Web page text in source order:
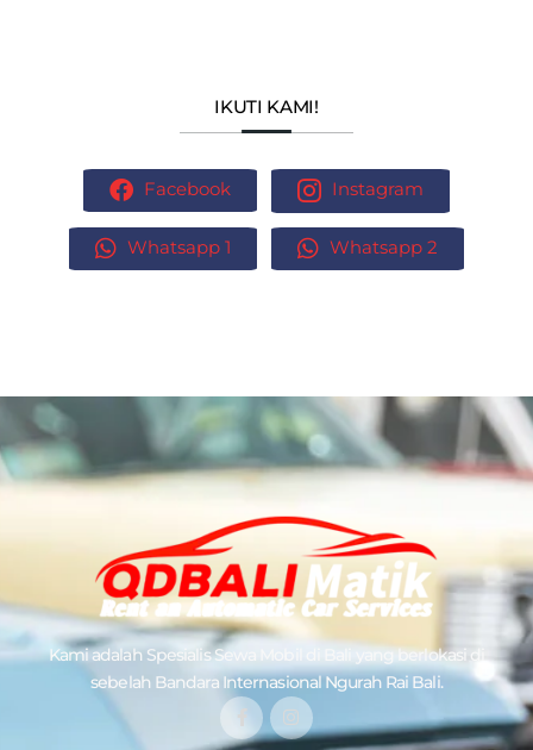
IKUTI KAMI!
Facebook Instagram
Whatsapp 1 Whatsapp 2
Kami adalah SpesialisSewa Mobil di Bali
yang berlokasi di
sebelah Bandara Internasional Ngurah Rai Bali.